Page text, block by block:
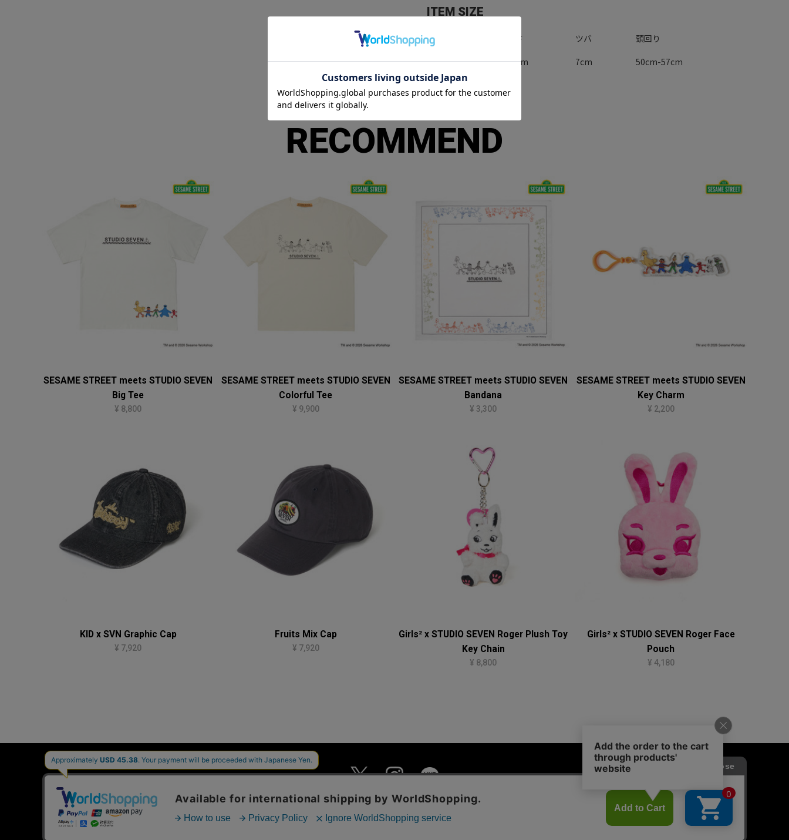
ITEM SIZE
サイズ 高さ ツバ
頭回り
Free
13cm 7cm 50cm-57cm
RECOMMEND
SESAME STREET meets STUDIO SEVEN
Big Tee
¥ 8,800
SESAME STREET meets STUDIO SEVEN
Colorful Tee
¥ 9,900
SESAME STREET meets STUDIO SEVEN
Bandana
¥ 3,300
SESAME STREET meets STUDIO SEVEN
Key Charm
¥ 2,200
KID x SVN Graphic Cap
¥ 7,920
Fruits Mix Cap
¥ 7,920
Girls² x STUDIO SEVEN Roger Plush Toy
Key Chain
¥ 8,800
Girls² x STUDIO SEVEN Roger Face
Pouch
¥ 4,180
MAIL MAGAZINE 個人情報保護方針 特定商取引法に基づく表示
(C) STUDIO SEVEN ALL RIGHTS RESERVED